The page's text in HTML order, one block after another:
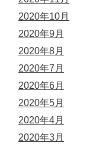
2020年10月
2020年9月
2020年8月
2020年7月
2020年6月
2020年5月
2020年4月
2020年3月